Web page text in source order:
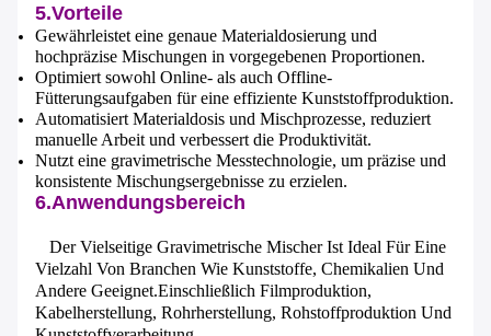
5.Vorteile
Gewährleistet eine genaue Materialdosierung und
hochpräzise Mischungen in vorgegebenen Proportionen.
Optimiert sowohl Online- als auch Offline-
Fütterungsaufgaben für eine effiziente Kunststoffproduktion.
Automatisiert Materialdosis und Mischprozesse, reduziert
manuelle Arbeit und verbessert die Produktivität.
Nutzt eine gravimetrische Messtechnologie, um präzise und
konsistente Mischungsergebnisse zu erzielen.
6.Anwendungsbereich
Der Vielseitige Gravimetrische Mischer Ist Ideal Für Eine
Vielzahl Von Branchen Wie Kunststoffe, Chemikalien Und
Andere Geeignet.einschließlich Filmproduktion,
Kabelherstellung, Rohrherstellung, Rohstoffproduktion Und